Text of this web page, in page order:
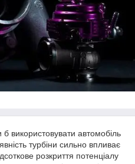
б використовувати автомобіль
турбіни сильно впливає
розкриття потенціалу